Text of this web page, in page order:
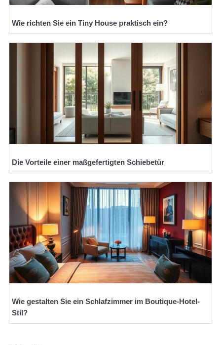
Wie richten Sie ein Tiny House praktisch ein?
Die Vorteile einer maßgefertigten Schiebetür
Wie gestalten Sie ein Schlafzimmer im Boutique-Hotel-
Stil?